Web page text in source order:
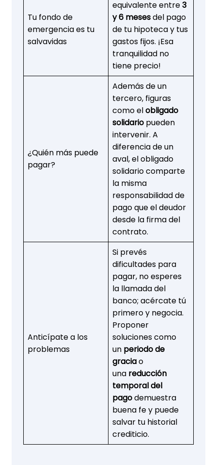
Tu fondo de
emergencia es tu
salvavidas
equivalente entre3
y 6 mesesdel pago
de tu hipoteca y tus
gastos fijos. ¡Esa
tranquilidad no
tiene precio!
¿Quién más puede
pagar?
Además de un
tercero, figuras
como elobligado
solidario pueden
intervenir. A
diferencia de un
aval, el obligado
solidario comparte
la misma
responsabilidad de
pago que el deudor
desde la firma del
contrato.
Anticípate a los
problemas
Si prevés
dificultades para
pagar, no esperes
la llamada del
banco; acércate tú
primero y negocia.
Proponer
soluciones como
un periodo de
graciao
una reducción
temporal del
pagodemuestra
buena fe y puede
salvar tu historial
crediticio.